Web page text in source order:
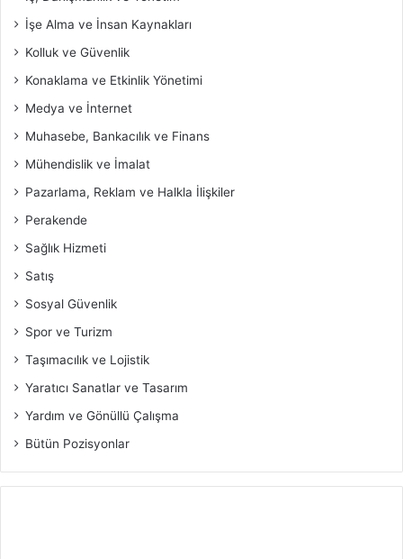
İşe Alma ve İnsan Kaynakları
Kolluk ve Güvenlik
Konaklama ve Etkinlik Yönetimi
Medya ve İnternet
Muhasebe, Bankacılık ve Finans
Mühendislik ve İmalat
Pazarlama, Reklam ve Halkla İlişkiler
Perakende
Sağlık Hizmeti
Satış
Sosyal Güvenlik
Spor ve Turizm
Taşımacılık ve Lojistik
Yaratıcı Sanatlar ve Tasarım
Yardım ve Gönüllü Çalışma
Bütün Pozisyonlar